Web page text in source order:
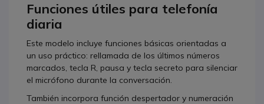
Funciones útiles para telefonía
diaria
Este modelo incluye funciones básicas orientadas a
un uso práctico: rellamada de los últimos números
marcados, tecla R, pausa y tecla secreto para silenciar
el micrófono durante la conversación.
También incorpora función despertador y numeración